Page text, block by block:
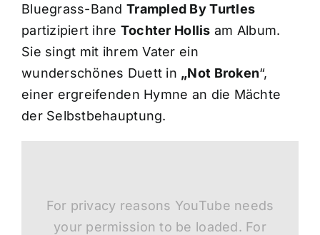
Bluegrass-BandTrampled By Turtles
partizipiert ihre Tochter Hollis am Album.
Sie singt mit ihrem Vater ein
wunderschönes Duett in „Not Broken“,
einer ergreifenden Hymne an die Mächte
der Selbstbehauptung.
For privacy reasons YouTube needs
your permission to be loaded. For